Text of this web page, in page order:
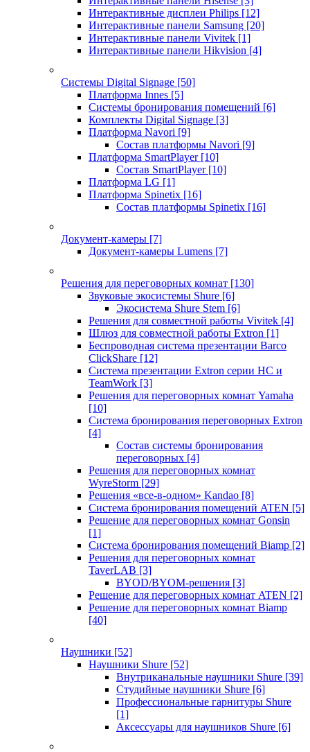
Интерактивные дисплеи Philips [12]
Интерактивные панели Samsung [20]
Интерактивные панели Vivitek [1]
Интерактивные панели Hikvision [4]
Системы Digital Signage [50]
Платформа Innes [5]
Системы бронирования помещений [6]
Комплекты Digital Signage [3]
Платформа Navori [9]
Состав платформы Navori [9]
Платформа SmartPlayer [10]
Состав SmartPlayer [10]
Платформа LG [1]
Платформа Spinetix [16]
Состав платформы Spinetix [16]
Документ-камеры [7]
Документ-камеры Lumens [7]
Решения для переговорных комнат [130]
Звуковые экосистемы Shure [6]
Экосистема Shure Stem [6]
Решения для совместной работы Vivitek [4]
Шлюз для совместной работы Extron [1]
Беспроводная система презентации Barco
ClickShare [12]
Система презентации Extron серии HC и
TeamWork [3]
Решения для переговорных комнат Yamaha
[10]
Система бронирования переговорных Extron
[4]
Состав системы бронирования
переговорных [4]
Решения для переговорных комнат
WyreStorm [29]
Решения «все-в-одном» Kandao [8]
Система бронирования помещений ATEN [5]
Решение для переговорных комнат Gonsin
[1]
Система бронирования помещений Biamp [2]
Решения для переговорных комнат
TaverLAB [3]
BYOD/BYOM-решения [3]
Решение для переговорных комнат ATEN [2]
Решение для переговорных комнат Biamp
[40]
Наушники [52]
Наушники Shure [52]
Внутриканальные наушники Shure [39]
Студийные наушники Shure [6]
Профессиональные гарнитуры Shure
[1]
Аксессуары для наушников Shure [6]